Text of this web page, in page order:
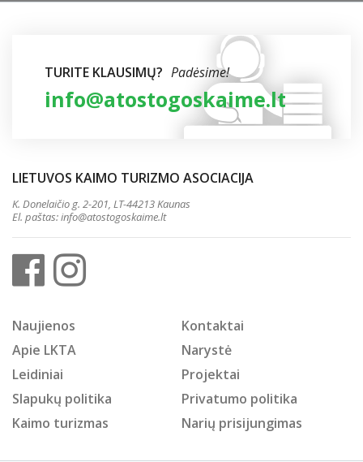
TURITE KLAUSIMŲ? Padėsime!
info@atostogoskaime.lt
LIETUVOS KAIMO TURIZMO ASOCIACIJA
K. Donelaičio g. 2-201, LT-44213 Kaunas
El. paštas:info@atostogoskaime.lt
Naujienos
Kontaktai
Apie LKTA
Narystė
Leidiniai
Projektai
Slapukų politika
Privatumo politika
Kaimo turizmas
Narių prisijungimas